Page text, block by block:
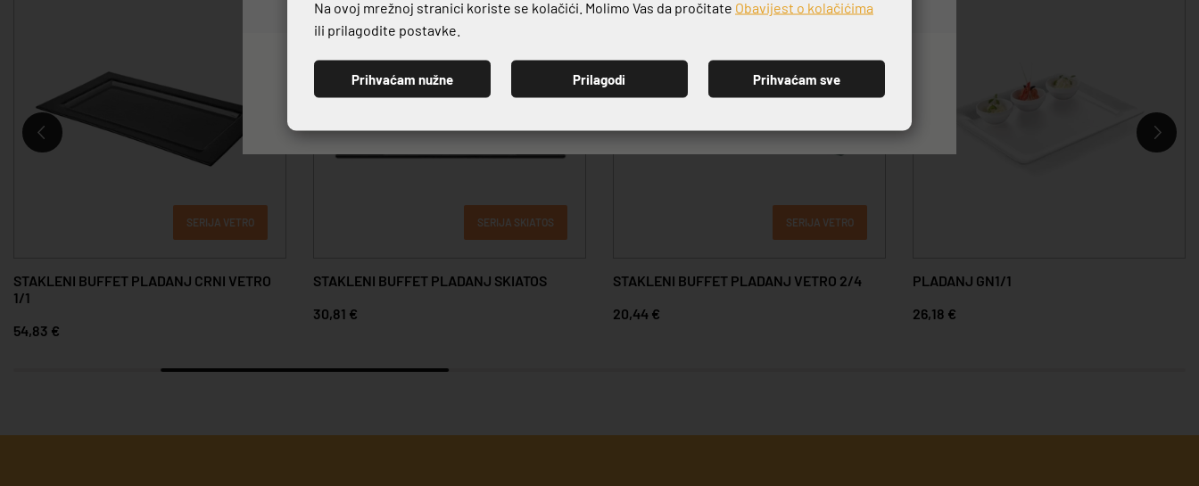
SERIJA VETRO
STAKLENI BUFFET PLADANJ CRNI VETRO
1/1
54,83 €
SERIJA SKIATOS
STAKLENI BUFFET PLADANJ SKIATOS
30,81 €
SERIJA VETRO
STAKLENI BUFFET PLADANJ VETRO 2/4
20,44 €
PLADANJ GN1/1
26,18 €
PRIJAVI SE
Na ovoj mrežnoj stranici koriste se kolačići. Molimo Vas da pročitate Obavijest o kolačićima
ili prilagodite postavke.
Prihvaćam nužne Prilagodi Prihvaćam sve